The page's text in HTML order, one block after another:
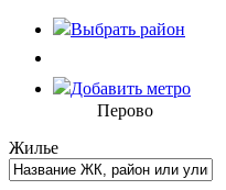
Выбрать район
Добавить метро
Перово
Жилье